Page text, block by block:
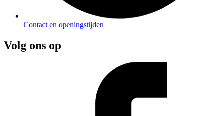
Contact en openingstijden
Volg ons op